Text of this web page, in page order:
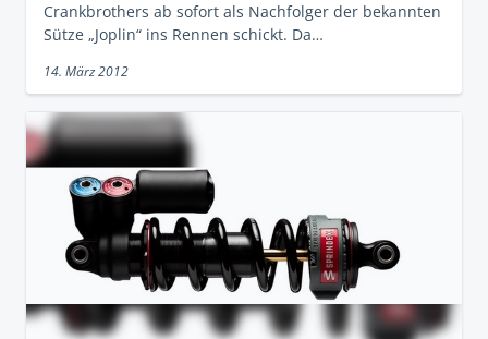
Crankbrothers ab sofort als Nachfolger der bekannten
Sütze „Joplin“ ins Rennen schickt. Da…
14. März 2012